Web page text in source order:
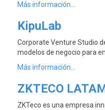
Más información...
KipuLab
Corporate Venture Studio
modelos de negocio para
Más información...
ZKTECO
ZKTeco es una empresa